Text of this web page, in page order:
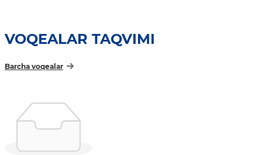
VOQEALAR TAQVIMI
Barcha voqealar